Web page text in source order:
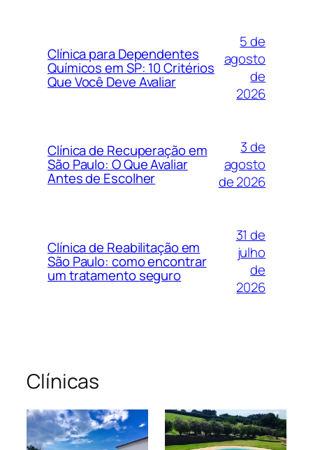
Clínica para Dependentes
Químicos em SP: 10 Critérios
Que Você Deve Avaliar
5 de
agosto
de
2026
Clínica de Recuperação em
São Paulo: O Que Avaliar
Antes de Escolher
3 de
agosto
de 2026
Clínica de Reabilitação em
São Paulo: como encontrar
um tratamento seguro
31 de
julho
de
2026
Clínicas